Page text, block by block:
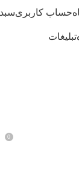
حساب کاربری
تبلیغات
0